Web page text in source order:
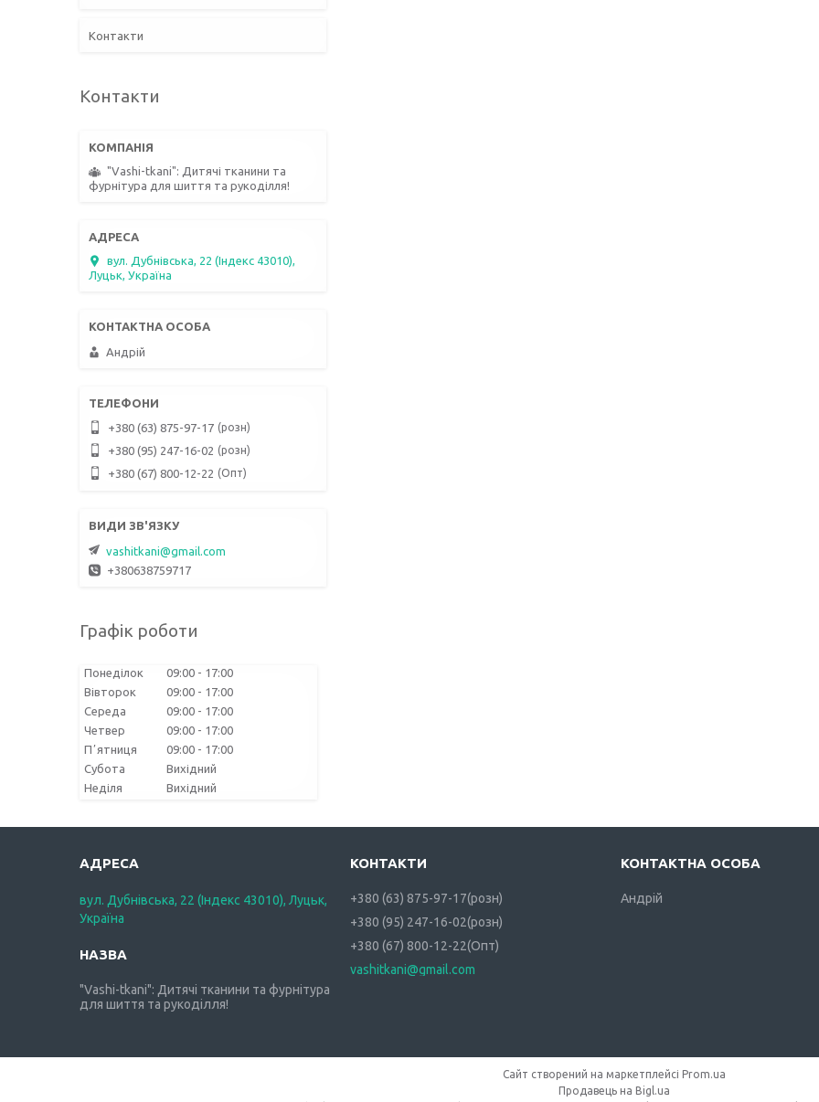
Контакти
Контакти
"Vashi-tkani": Дитячі тканини та
фурнітура для шиття та рукоділля!
вул. Дубнівська, 22 (Індекс 43010),
Луцьк, Україна
Андрій
+380 (63) 875-97-17 розн
+380 (95) 247-16-02 розн
+380 (67) 800-12-22 Опт
vashitkani@gmail.com
+380638759717
Графік роботи
Понеділок 09:00
17:00
Вівторок
09:00
17:00
Середа
09:00
17:00
Четвер
09:00
17:00
Пʼятниця
09:00
17:00
Субота
Вихідний
Неділя
Вихідний
вул. Дубнівська, 22 (Індекс 43010), Луцьк,
Україна
"Vashi-tkani": Дитячі тканини та фурнітура
для шиття та рукоділля!
+380 (63) 875-97-17 розн
+380 (95) 247-16-02 розн
+380 (67) 800-12-22 Опт
vashitkani@gmail.com
Андрій
Сайт створений на маркетплейсі Prom.ua
Продавець на Bigl.ua